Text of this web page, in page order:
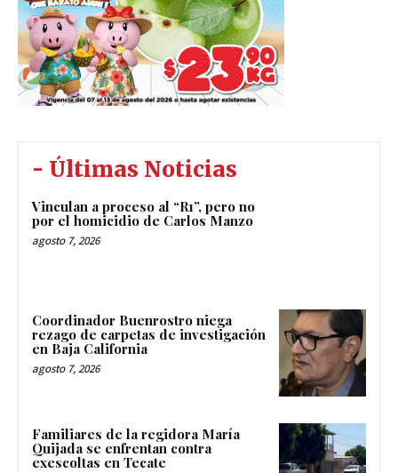
- Últimas Noticias
Vinculan a proceso al “R1”, pero no
por el homicidio de Carlos Manzo
agosto 7, 2026
Coordinador Buenrostro niega
rezago de carpetas de investigación
en Baja California
agosto 7, 2026
Familiares de la regidora María
Quijada se enfrentan contra
exescoltas en Tecate